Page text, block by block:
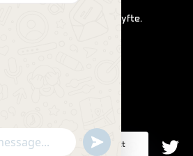
endast i demonstrationssyfte.
använder cookies för att
SEND
WHATSAPP